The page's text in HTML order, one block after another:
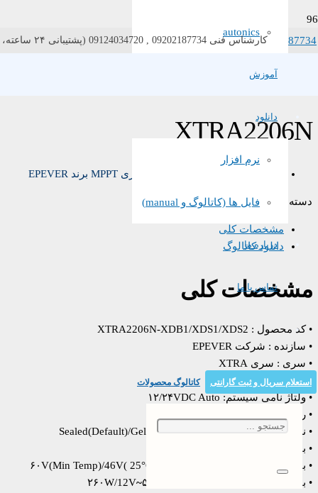
021-87734 کارشناس فنی 09202187734 , 09124034720 (پشتیبانی ۲۴ ساعته، ۷ روز هفته)
autonics
آموزش
دانلود
نرم افزار
فایل ها (کاتالوگ و manual)
درباره ما
تماس با ما
استعلام سریال و ثبت گارانتی کاتالوگ محصولات
/ XTRA2206N
XTRA2206N
دسته: MPPT,XTRA
مشخصات کلی
دانلود کاتالوگ
مشخصات کلی
• کد محصول : XTRA2206N-XDB1/XDS1/XDS2
• سازنده : شرکت EPEVER
• سری : سری XTRA
• تکنولوژی : MPPT
• ولتاژ نامی سیستم: ۱۲/۲۴VDC Auto
• رنج ولتاژ ورودی باتری:۸V～۳۲V
• نوع باتری قابل شارژ : Sealed(Default)/Gel/Flooded/User
• بیشینه جریان ورودی از پنل: ۲۰A
• بیشینه ولتاژ مدار باز ورودی از پنل:۶۰V(Min Temp)/46V( 25°C)
• بیشینه توان ورودی از پنل: ۲۶۰W/12V
~۵۲۰W/24V